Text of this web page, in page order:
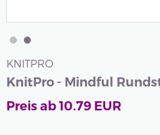
KNITPRO
KnitPro - Mindful
Preis ab10.79EUR